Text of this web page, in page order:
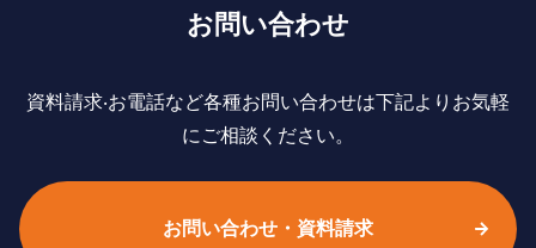
お問い合わせ
資料請求‧お電話など各種お問い合わせは下記よりお気軽
にご相談ください。
お問い合わせ・資料請求